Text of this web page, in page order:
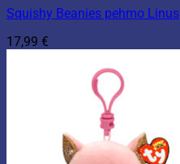
Squishy Beanies pehmo Linus
17,99 €